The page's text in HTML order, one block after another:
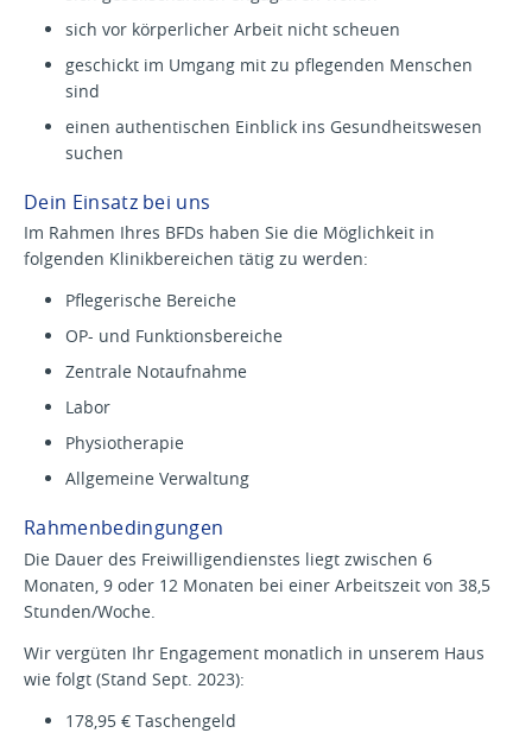
sich vor körperlicher Arbeit nicht scheuen
geschickt im Umgang mit zu pflegenden Menschen
sind
einen authentischen Einblick ins Gesundheitswesen
suchen
Dein Einsatz bei uns
Im Rahmen Ihres BFDs haben Sie die Möglichkeit in
folgenden Klinikbereichen tätig zu werden:
Pflegerische Bereiche
OP- und Funktionsbereiche
Zentrale Notaufnahme
Labor
Physiotherapie
Allgemeine Verwaltung
Rahmenbedingungen
Die Dauer des Freiwilligendienstes liegt zwischen 6
Monaten, 9 oder 12 Monaten bei einer Arbeitszeit von 38,5
Stunden/Woche.
Wir vergüten Ihr Engagement monatlich in unse­rem Haus
wie folgt (Stand Sept. 2023):
178,95 € Taschengeld